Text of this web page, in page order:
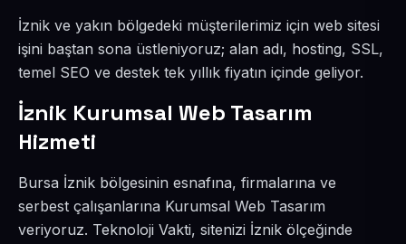
İznik ve yakın bölgedeki müşterilerimiz için web sitesi
işini baştan sona üstleniyoruz; alan adı, hosting, SSL,
temel SEO ve destek tek yıllık fiyatın içinde geliyor.
İznik Kurumsal Web Tasarım
Hizmeti
Bursa İznik bölgesinin esnafına, firmalarına ve
serbest çalışanlarına Kurumsal Web Tasarım
veriyoruz. Teknoloji Vakti, sitenizi İznik ölçeğinde